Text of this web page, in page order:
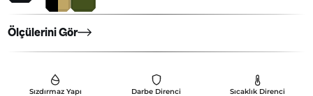
BC-1250 W PLASTİK TAŞIMA ÇANTASI
BC200 - TEKLİ TABANCA ÇANTASI
BC510 – BEŞLİ (4+1) TABANCA ÇANTASI
Sızdırmaz Yapı
Darbe Direnci
Sıcaklık Direnci
Ölçülerini Gör